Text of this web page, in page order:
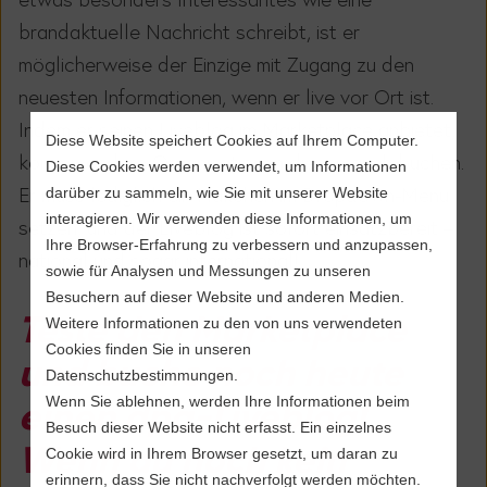
Diese Website speichert Cookies auf Ihrem Computer.
Diese Cookies werden verwendet, um Informationen
darüber zu sammeln, wie Sie mit unserer Website
interagieren. Wir verwenden diese Informationen, um
Ihre Browser-Erfahrung zu verbessern und anzupassen,
sowie für Analysen und Messungen zu unseren
Besuchern auf dieser Website und anderen Medien.
Weitere Informationen zu den von uns verwendeten
Cookies finden Sie in unseren
Datenschutzbestimmungen.
Wenn Sie ablehnen, werden Ihre Informationen beim
Besuch dieser Website nicht erfasst. Ein einzelnes
Cookie wird in Ihrem Browser gesetzt, um daran zu
erinnern, dass Sie nicht nachverfolgt werden möchten.
brandaktuelle Nachricht schreibt, ist er
möglicherweise der Einzige mit Zugang zu den
neuesten Informationen, wenn er live vor Ort ist.
Indem er seinen Liveblog im Marketplace anbietet,
können andere Organisationen diesen auch buchen.
Er muss lediglich ein Häkchen im Dropdown-Menü
setzen, und der Liveblog ist sofort einsatzbereit –
national und sogar international!
Teste den Marketplace
und buche noch heute
einen dpa-Liveblog!
Wenn du noch kein